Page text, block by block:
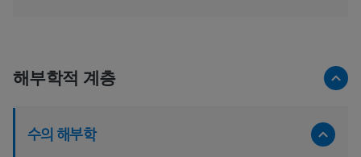
해부학적 계층
수의 해부학